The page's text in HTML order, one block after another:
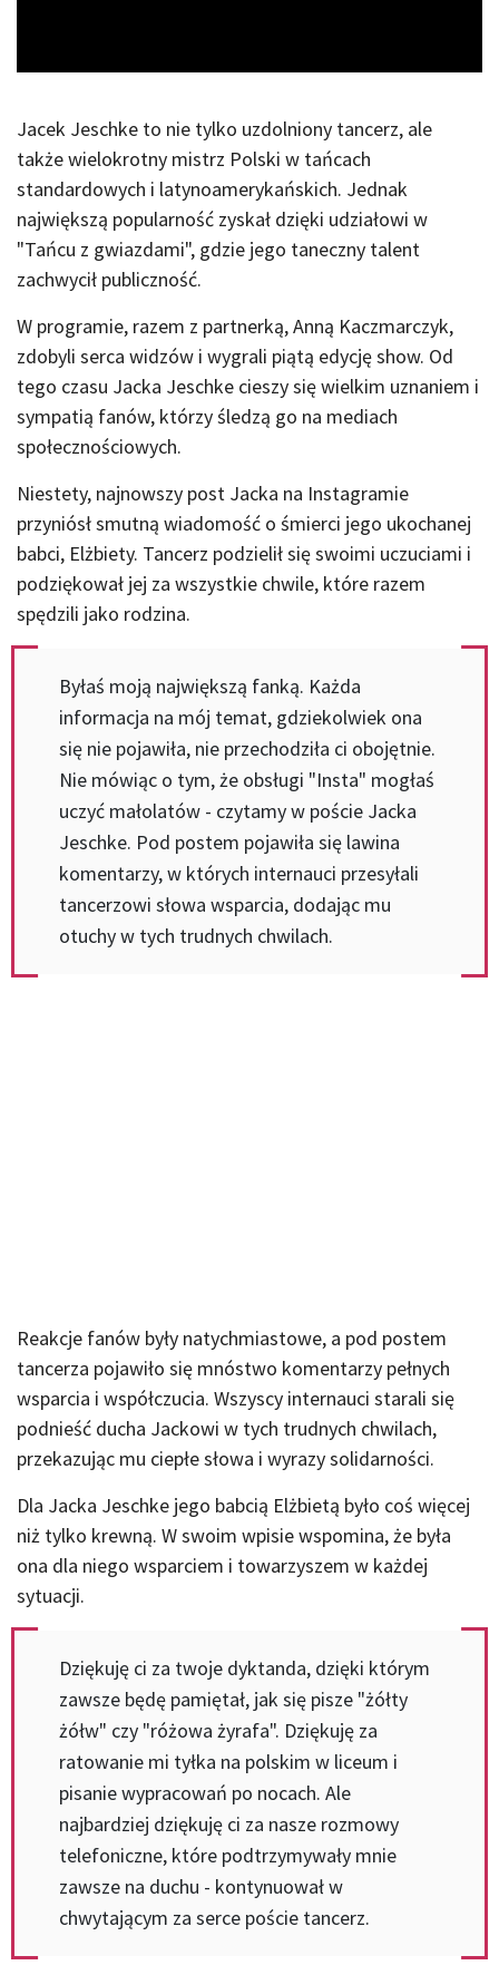
Jacek Jeschke to nie tylko uzdolniony tancerz, ale
także wielokrotny mistrz Polski w tańcach
standardowych i latynoamerykańskich. Jednak
największą popularność zyskał dzięki udziałowi w
"Tańcu z gwiazdami", gdzie jego taneczny talent
zachwycił publiczność.
W programie, razem z partnerką, Anną Kaczmarczyk,
zdobyli serca widzów i wygrali piątą edycję show. Od
tego czasu Jacka Jeschke cieszy się wielkim uznaniem i
sympatią fanów, którzy śledzą go na mediach
społecznościowych.
Niestety, najnowszy post Jacka na Instagramie
przyniósł smutną wiadomość o śmierci jego ukochanej
babci, Elżbiety. Tancerz podzielił się swoimi uczuciami i
podziękował jej za wszystkie chwile, które razem
spędzili jako rodzina.
Byłaś moją największą fanką. Każda
informacja na mój temat, gdziekolwiek ona
się nie pojawiła, nie przechodziła ci obojętnie.
Nie mówiąc o tym, że obsługi "Insta" mogłaś
uczyć małolatów - czytamy w poście Jacka
Jeschke. Pod postem pojawiła się lawina
komentarzy, w których internauci przesyłali
tancerzowi słowa wsparcia, dodając mu
otuchy w tych trudnych chwilach.
Reakcje fanów były natychmiastowe, a pod postem
tancerza pojawiło się mnóstwo komentarzy pełnych
wsparcia i współczucia. Wszyscy internauci starali się
podnieść ducha Jackowi w tych trudnych chwilach,
przekazując mu ciepłe słowa i wyrazy solidarności.
Dla Jacka Jeschke jego babcią Elżbietą było coś więcej
niż tylko krewną. W swoim wpisie wspomina, że była
ona dla niego wsparciem i towarzyszem w każdej
sytuacji.
Dziękuję ci za twoje dyktanda, dzięki którym
zawsze będę pamiętał, jak się pisze "żółty
żółw" czy "różowa żyrafa". Dziękuję za
ratowanie mi tyłka na polskim w liceum i
pisanie wypracowań po nocach. Ale
najbardziej dziękuję ci za nasze rozmowy
telefoniczne, które podtrzymywały mnie
zawsze na duchu - kontynuował w
chwytającym za serce poście tancerz.